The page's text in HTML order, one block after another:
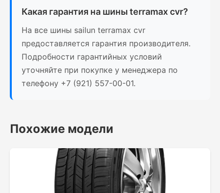
Какая гарантия на шины terramax cvr?
На все шины sailun terramax cvr
предоставляется гарантия производителя.
Подробности гарантийных условий
уточняйте при покупке у менеджера по
телефону +7 (921) 557-00-01.
Похожие модели